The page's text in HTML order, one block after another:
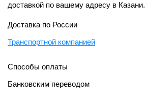
доставкой по вашему адресу в Казани.
Доставка по России
Транспортной компанией
Способы оплаты
Банковским переводом